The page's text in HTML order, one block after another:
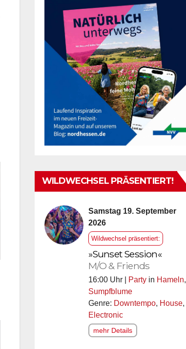
WILDWECHSEL PRÄSENTIERT!
Samstag 19. September
2026
Wildwechsel präsentiert:
»Sunset Session«
M/O & Friends
16:00 Uhr | Partyin Hameln,
Sumpfblume
Genre: Downtempo, House,
Electronic
mehr Details